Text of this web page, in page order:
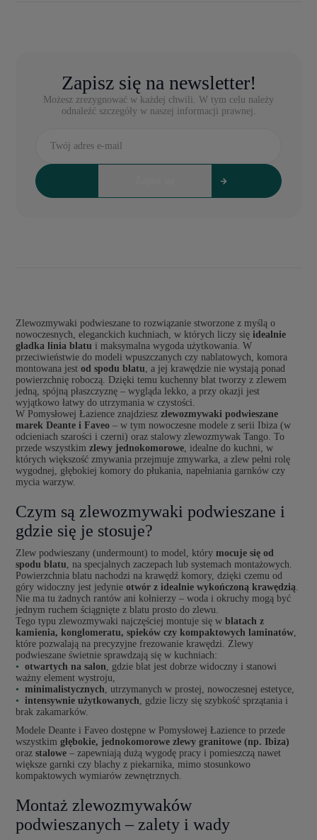
Zapisz się na newsletter!
Możesz zrezygnować w każdej chwili. W tym celu należy
odnaleźć szczegóły w naszej informacji prawnej.
Zlewozmywaki podwieszane to rozwiązanie stworzone z myślą o
nowoczesnych, eleganckich kuchniach, w których liczy sięidealnie
gładka linia blatu i maksymalna wygoda użytkowania. W
przeciwieństwie do modeli wpuszczanych czy nablatowych, komora
montowana jestod spodu blatu , a jej krawędzie nie wystają ponad
powierzchnię roboczą. Dzięki temu kuchenny blat tworzy z zlewem
jedną, spójną płaszczyznę – wygląda lekko, a przy okazji jest
wyjątkowo łatwy do utrzymania w czystości.
W Pomysłowej Łazience znajdzieszzlewozmywaki podwieszane
marek Deante i Faveo – w tym nowoczesne modele z serii Ibiza (w
odcieniach szarości i czerni) oraz stalowy zlewozmywak Tango. To
przede wszystkimzlewy jednokomorowe , idealne do kuchni, w
których większość zmywania przejmuje zmywarka, a zlew pełni rolę
wygodnej, głębokiej komory do płukania, napełniania garnków czy
mycia warzyw.
Czym są zlewozmywaki podwieszane i
gdzie się je stosuje?
Zlew podwieszany (undermount) to model, którymocuje się od
spodu blatu , na specjalnych zaczepach lub systemach montażowych.
Powierzchnia blatu nachodzi na krawędź komory, dzięki czemu od
góry widoczny jest jedynieotwór z idealnie wykończoną krawędzią
Nie ma tu żadnych rantów ani kołnierzy – woda i okruchy mogą być
jednym ruchem ściągnięte z blatu prosto do zlewu.
Tego typu zlewozmywaki najczęściej montuje się wblatach z
kamienia, konglomeratu, spieków czy kompaktowych laminatów
które pozwalają na precyzyjne frezowanie krawędzi. Zlewy
podwieszane świetnie sprawdzają się w kuchniach:
otwartych na salon , gdzie blat jest dobrze widoczny i stanowi
ważny element wystroju,
minimalistycznych , utrzymanych w prostej, nowoczesnej estetyce,
intensywnie użytkowanych , gdzie liczy się szybkość sprzątania i
brak zakamarków.
Modele Deante i Faveo dostępne w Pomysłowej Łazience to przede
wszystkimgłębokie, jednokomorowe zlewy granitowe (np. Ibiza)
orazstalowe – zapewniają dużą wygodę pracy i pomieszczą nawet
większe garnki czy blachy z piekarnika, mimo stosunkowo
kompaktowych wymiarów zewnętrznych.
Montaż zlewozmywaków
podwieszanych – zalety i wady